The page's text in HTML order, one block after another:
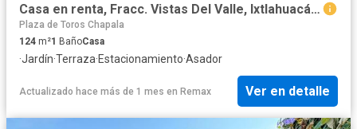
Casa en renta, Fracc. Vistas Del Valle, Ixtlahuacán de los Membrillos | RCR 2282
Plaza de Toros Chapala
124 m²1 BañoCasa
·Jardín·Terraza·Estacionamiento·Asador
Actualizado hace más de 1 mes en Remax Ver en detalle